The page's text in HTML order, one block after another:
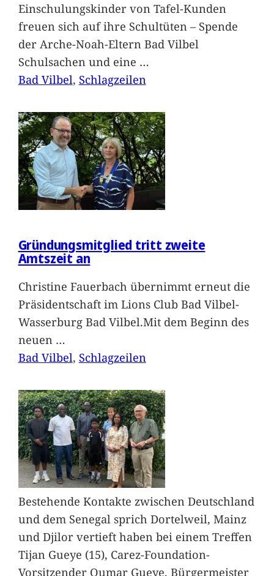
Einschulungskinder von Tafel-Kunden
freuen sich auf ihre Schultüten – Spende
der Arche-Noah-Eltern Bad Vilbel
Schulsachen und eine …
Bad Vilbel, Schlagzeilen
Gründungsmitglied tritt zweite
Amtszeit an
Christine Fauerbach übernimmt erneut die
Präsidentschaft im Lions Club Bad Vilbel-
Wasserburg Bad Vilbel.Mit dem Beginn des
neuen …
Bad Vilbel, Schlagzeilen
Bestehende Kontakte zwischen Deutschland
und dem Senegal sprich Dortelweil, Mainz
und Djilor vertieft haben bei einem Treffen
Tijan Gueye (15), Carez-Foundation-
Vorsitzender Oumar Gueye, Bürgermeister